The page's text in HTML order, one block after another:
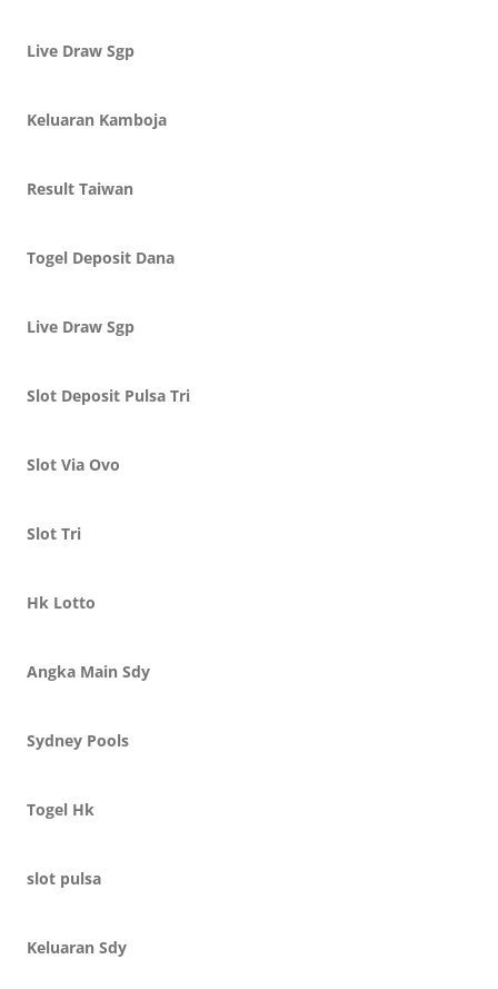
Live Draw Sgp
Keluaran Kamboja
Result Taiwan
Togel Deposit Dana
Live Draw Sgp
Slot Deposit Pulsa Tri
Slot Via Ovo
Slot Tri
Hk Lotto
Angka Main Sdy
Sydney Pools
Togel Hk
slot pulsa
Keluaran Sdy